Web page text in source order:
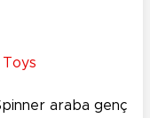
Toys
araba genç